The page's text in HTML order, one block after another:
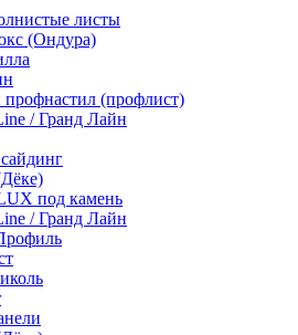
листы
(Ондура)
(профлист)
/ Гранд Лайн
под камень
/ Гранд Лайн